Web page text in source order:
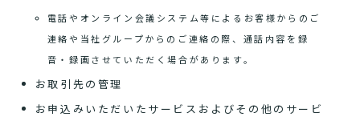
電話やオンライン会議システム等によるお客様からのご
連絡や当社グループからのご連絡の際、通話内容を録
音・録画させていただく場合があります。
お取引先の管理
お申込みいただいたサービスおよびその他のサービ